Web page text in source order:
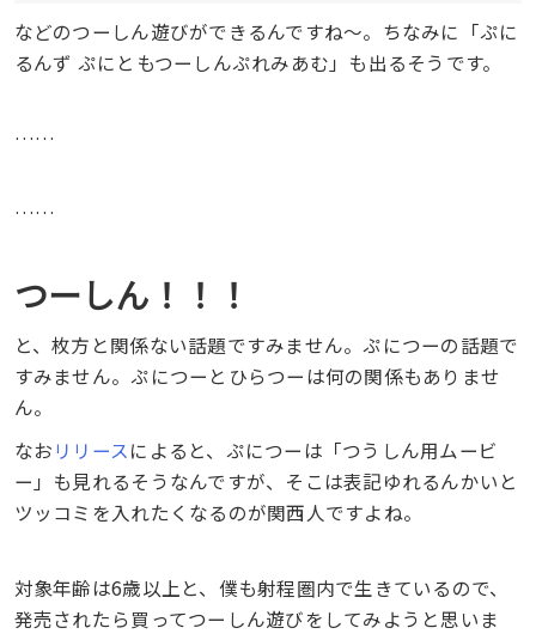
などのつーしん遊びができるんですね〜。ちなみに「ぷに
るんず ぷにともつーしんぷれみあむ」も出るそうです。
……
……
つーしん！！！
と、枚方と関係ない話題ですみません。ぷにつーの話題で
すみません。ぷにつーとひらつーは何の関係もありませ
ん。
なおリリースによると、ぷにつーは「つうしん用ムービ
ー」も見れるそうなんですが、そこは表記ゆれるんかいと
ツッコミを入れたくなるのが関西人ですよね。
対象年齢は6歳以上と、僕も射程圏内で生きているので、
発売されたら買ってつーしん遊びをしてみようと思いま